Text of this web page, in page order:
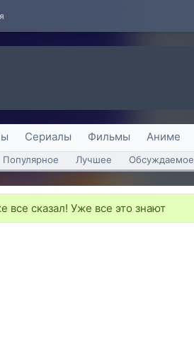
Сериалы Фильмы Аниме
Популярное Лучшее Обсуждаемое
все сказал! Уже все это знают